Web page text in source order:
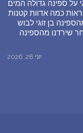
על ספינה גדולה המים
כמה אדוות קטנות
בן זוגי לבוש
שירדנו מהספינה
יוני 28, 2026